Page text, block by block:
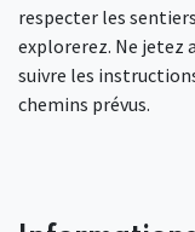
respecter les
explorerez. Ne jetez
suivre les
chemins prévus.